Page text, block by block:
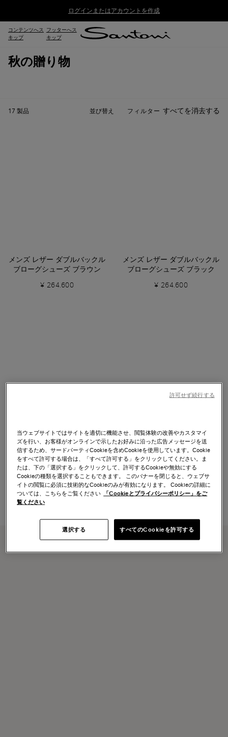
ログインまたはアカウントを作成
コンテンツへス
キップ
フッターへス
キップ
秋の贈り物
17 製品 並び替え フィルター すべてを消去する
メンズ レザー ダブルバックル
ブローグシューズ ブラウン
¥ 264.600
メンズ レザー ダブルバックル
ブローグシューズ ブラック
¥ 264.600
ESSENTIALS
メンズ アンティーク加工レザー
ダブルバックルシューズ ブラッ
ク
¥ 217.800
ESSENTIALS
メンズ アンティーク加工レザー
ダブルバックルシューズ ブラウ
ン
¥ 217.800
当ウェブサイトではサイトを適切に機能させ、閲覧体験の改善やカスタマイ
ズを行い、お客様がオンラインで示したお好みに沿った広告メッセージを送
信するため、サードパーティCookieを含めCookieを使用しています。Cookie
をすべて許可する場合は、「すべて許可する」をクリックしてください。ま
たは、下の「選択する」をクリックして、許可するCookieや無効にする
Cookieの種類を選択することもできます。 このバナーを閉じると、ウェブサ
イトの閲覧に必須に技術的なCookieのみが有効になります。 Cookieの詳細に
ついては、こちらをご覧ください
「Cookieとプライバシーポリシー」をご
覧ください
選択する すべてのCookieを許可する
許可せず続行する